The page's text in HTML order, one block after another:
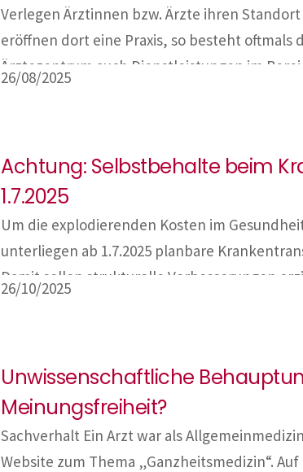
Verlegen Ärztinnen bzw. Ärzte ihren
eröffnen dort eine Praxis, so besteht oftmals
Ärztezentrum auch Dienstleistungen im
Sekretariat etc. zentral zu beziehen.
Analyse […]
26/08/2025
Achtung: Selbstbehalte beim
1.7.2025
Um die explodierenden Kosten im
unterliegen ab 1.7.2025 planbare
Damit sollen strukturelle Verbesserungen
langfristig abgesichert werden. Welche
beispielsweise zu Therapie- oder
einen Selbstbehalt pro […]
26/10/2025
Unwissenschaftliche
Meinungsfreiheit?
Sachverhalt Ein Arzt war als
Website zum Thema „Ganzheitsmedizin“.